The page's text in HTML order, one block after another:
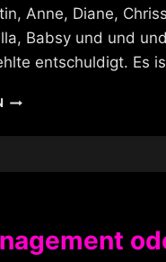
Anne, Diane,
Babsy und und
entschuldigt. Es
DAS